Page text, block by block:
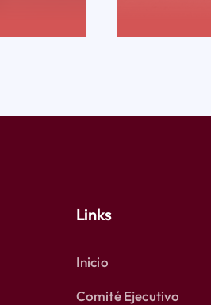
Links
Inicio
Comité Ejecutivo